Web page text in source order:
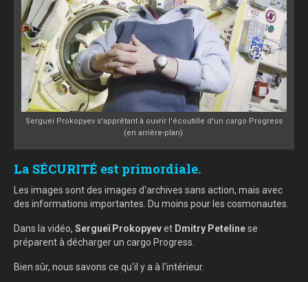
Sergueï Prokopyev s'apprêtant à ouvrir l'écoutille d'un cargo Progress
(en arrière-plan).
La SÉCURITÉ est primordiale.
Les images sont des images d'archives sans action, mais avec
des informations importantes. Du moins pour les cosmonautes.
Dans la vidéo, Sergueï Prokopyevet Dmitry Petelinese
préparent à décharger un cargo Progress.
Bien sûr, nous savons ce qu'il y a à l'intérieur.